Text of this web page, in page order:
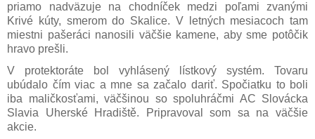
priamo nadväzuje na chodníček medzi poľami zvanými
Krivé kúty, smerom do Skalice. V letných mesiacoch tam
miestni pašeráci nanosili väčšie kamene, aby sme potôčik
hravo prešli.
V protektoráte bol vyhlásený lístkový systém. Tovaru
ubúdalo čím viac a mne sa začalo dariť. Spočiatku to boli
iba maličkosťami, väčšinou so spoluhráčmi AC Slovácka
Slavia Uherské Hradiště. Pripravoval som sa na väčšie
akcie.